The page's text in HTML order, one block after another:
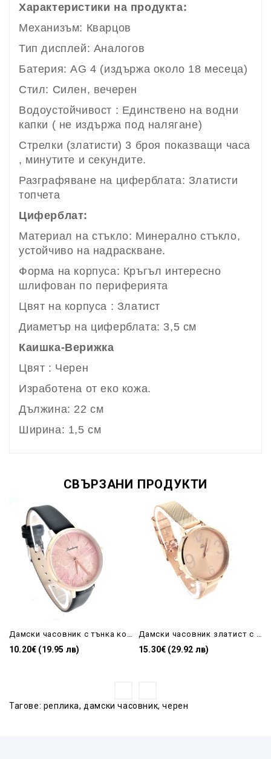
Характеристики на продукта:
Механизъм: Кварцов
Тип дисплей: Аналогов
Батерия: AG 4 (издържа около 18 месеца)
Стил: Силен, вечерен
Водоустойчивост : Единствено на водни
капки ( не издържа под налягане)
Стрелки (златисти) 3 броя показващи часа
, минутите и секундите.
Разграфяване на циферблата: Златисти
топчета
Циферблат:
Материал на стъкло: Минерално стъкло,
устойчиво на надраскване.
Форма на корпуса: Кръгъл интересно
шлифован по периферията
Цвят на корпуса : Златист
Диаметър на циферблата: 3,5 см
Каишка-Верижка
Цвят : Черен
Изработена от еко кожа.
Дължина: 22см
Ширина: 1,5 см
СВЪРЗАНИ ПРОДУКТИ
10.20€ (19.95 лв) 15.30€ (29.92 лв)
Тагове: реплика, дамски часовник,черен